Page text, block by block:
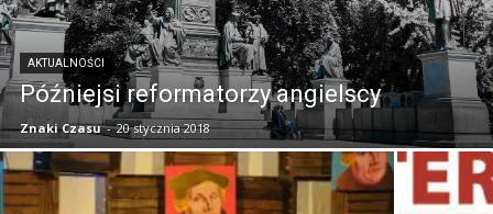
AKTUALNOŚCI
Późniejsi reformatorzy angielscy
Znaki Czasu - 20 stycznia 2018